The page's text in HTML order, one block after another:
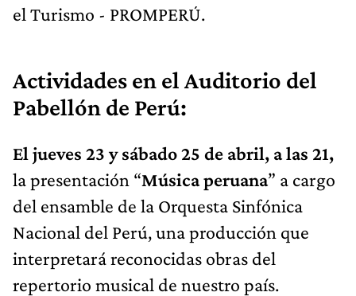
el Turismo - PROMPERÚ.
Actividades en el Auditorio del
Pabellón de Perú:
El jueves 23 y sábado 25 de abril, a las 21,
la presentación “Música peruana” a cargo
del ensamble de la Orquesta Sinfónica
Nacional del Perú, una producción que
interpretará reconocidas obras del
repertorio musical de nuestro país.